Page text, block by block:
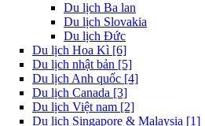
Du lịch Ba lan
Du lịch Slovakia
Du lịch Đức
Du lịch Hoa Kì [6]
Du lịch nhật bản [5]
Du lịch Anh quốc [4]
Du lịch Canada [3]
Du lịch Việt nam [2]
Du lịch Singapore & Malaysia [1]